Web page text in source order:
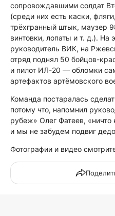
сопровождавшими солдат
(среди них есть каски,
трёхгранный штык, маузер
винтовки, лопаты и т. д.). На
руководитель ВИК, на
отряд поднял 50 бойцов-
и пилот ИЛ-20 — обломки
артефактов артёмовского
Команда постаралась
потому что, напомнил
рубеж» Олег Фатеев, «ничто
и мы не забудем подвиг
Фотографии и видео